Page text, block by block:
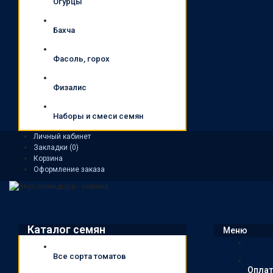
Бахча
Фасоль, горох
Физалис
Наборы и смеси семян
Личный кабинет
Закладки (0)
Корзина
Оформление заказа
Каталог семян
Все сорта томатов
Меню